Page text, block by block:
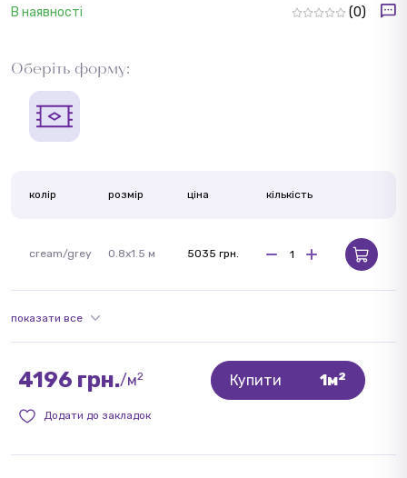
В наявності (0)
Оберіть форму:
колір розмір ціна кількість
cream/grey 0.8x1.5 м 5035 грн.
показати все
4196 грн./м2 Купити 1м2
Додати до закладок